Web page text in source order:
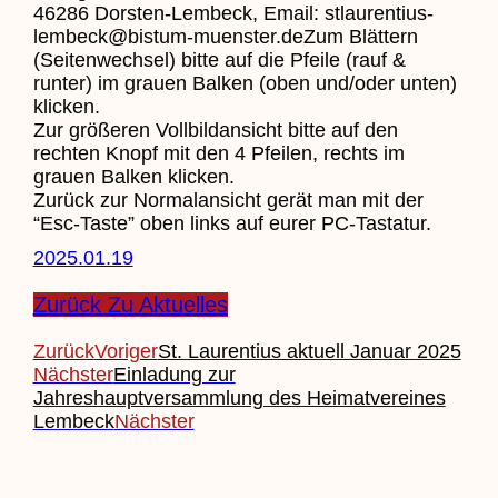
46286 Dorsten-Lembeck, Email: stlaurentius-
lembeck@bistum-muenster.deZum Blättern
(Seitenwechsel) bitte auf die Pfeile (rauf &
runter) im grauen Balken (oben und/oder unten)
klicken.
Zur größeren Vollbildansicht bitte auf den
rechten Knopf mit den 4 Pfeilen, rechts im
grauen Balken klicken.
Zurück zur Normalansicht gerät man mit der
“Esc-Taste” oben links auf eurer PC-Tastatur.
2025.01.19
Zurück Zu Aktuelles
ZurückVorigerSt. Laurentius aktuell Januar 2025
NächsterEinladung zur
Jahreshauptversammlung des Heimatvereines
LembeckNächster